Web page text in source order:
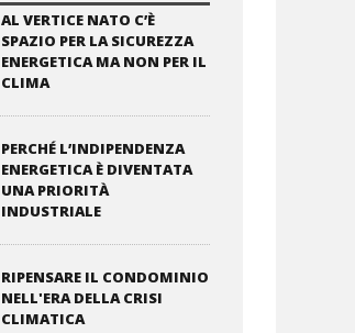
AL VERTICE NATO C’È
SPAZIO PER LA SICUREZZA
ENERGETICA MA NON PER IL
CLIMA
PERCHÉ L’INDIPENDENZA
ENERGETICA È DIVENTATA
UNA PRIORITÀ
INDUSTRIALE
RIPENSARE IL CONDOMINIO
NELL'ERA DELLA CRISI
CLIMATICA